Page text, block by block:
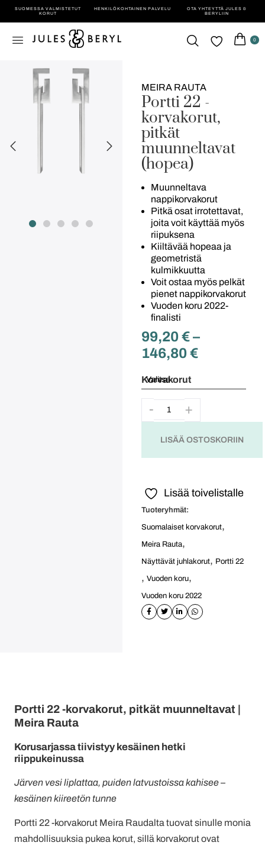
SUOMESSA VALMISTETUT
KORUT
HENKILÖ­KOHTAINEN PALVELU
OTA YHTEYTTÄ JULES &
BERYLIIN
0
MEIRA RAUTA
Portti 22 -
korvakorut,
pitkät
muunneltavat
(hopea)
Muunneltava
nappikorvakorut
Pitkä osat irrotettavat,
joita voit käyttää myös
riipuksena
Kiiltävää hopeaa ja
geometristä
kulmikkuutta
Voit ostaa myös pelkät
pienet nappikorvakorut
Vuoden koru 2022-
finalisti
99,20 € –
146,80 €
Korvakorut
LISÄÄ OSTOSKORIIN
Lisää toivelistalle
Tuoteryhmät:
Suomalaiset korvakorut,
Meira Rauta,
Näyttävät juhlakorut, Portti 22
, Vuoden koru,
Vuoden koru 2022
Portti 22 -korvakorut, pitkät muunneltavat |
Meira Rauta
Korusarjassa tiivistyy kesäinen hetki
riippukeinussa
Järven vesi liplattaa, puiden latvustoissa kahisee –
kesäinen kiireetön tunne
Portti 22 -korvakorut Meira Raudalta tuovat sinulle monia
mahdollisuuksia pukea korut, sillä korvakorut ovat